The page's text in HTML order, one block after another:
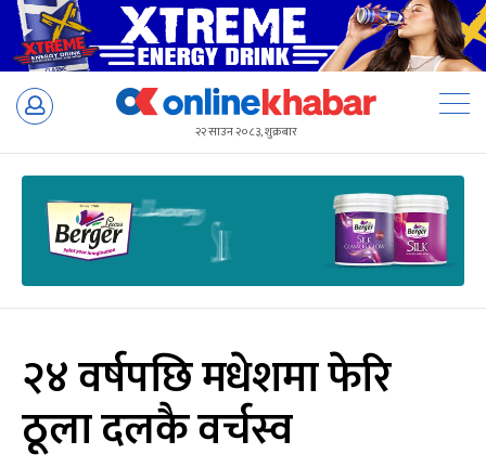
Skip
२२ साउन २०८३, शुक्रबार
२४ वर्षपछि मधेशमा फेरि
ठूला दलकै वर्चस्व